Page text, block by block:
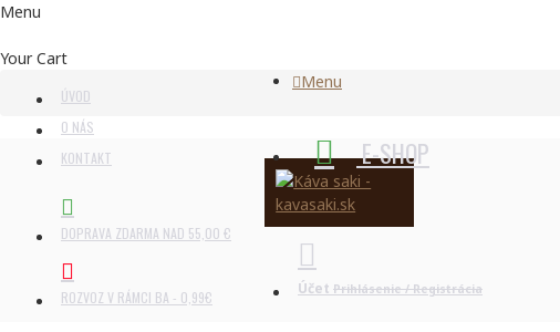
Menu
Your Cart
ÚVOD
O NÁS
KONTAKT
DOPRAVA ZDARMA NAD 55,00 €
ROZVOZ V RÁMCI BA - 0,99€
Menu
E-SHOP
Účet Prihlásenie / Registrácia